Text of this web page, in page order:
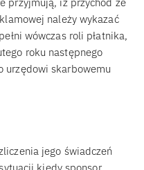
przyjmują, iż przychód ze
należy wykazać
wówczas roli płatnika,
roku następnego
urzędowi skarbowemu
jego świadczeń